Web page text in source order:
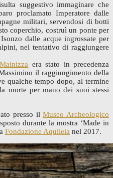
suggestivo immaginare che
proclamato Imperatore dalle
militari, servendosi di botti
coperchio, costruì un ponte per
dalle acque ingrossate per
nel tentativo di raggiungere
era stato in precedenza
il raggiungimento della
qualche tempo dopo, al termine
morte per mano dei suoi stessi
presso ilMuseo Archeologico
durante la mostra ‘Made in
Fondazione Aquileia nel 2017.